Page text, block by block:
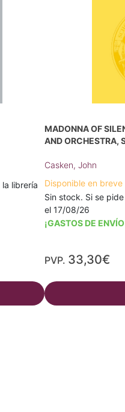
librería
MADONNA OF
AND ORCHESTRA,
Casken, John
Disponible en breve
Sin stock. Si se
el 17/08/26
¡GASTOS DE
PVP. 33,30€